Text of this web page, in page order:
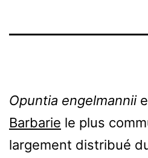
Opuntia engelmannii
Barbarie le plus
largement distribué